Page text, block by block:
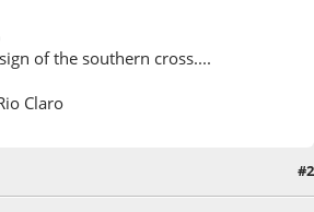
of the southern cross....
Claro
#2